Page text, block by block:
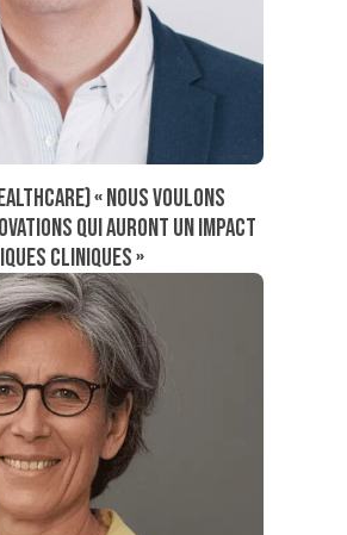
« Nous voulons
qui auront un impact
cliniques »